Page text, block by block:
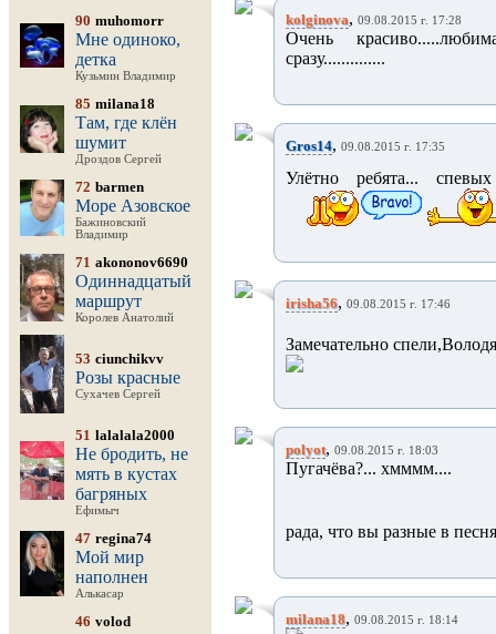
90 muhomorr
Мне одиноко,
детка
Кузьмин Владимир
85 milana18
Там, где клён
шумит
Дроздов Сергей
72 barmen
Море Азовское
Бажиновский
Владимир
71 akononov6690
Одиннадцатый
маршрут
Королев Анатолий
53 ciunchikvv
Розы красные
Сухачев Сергей
51 lalalala2000
Не бродить, не
мять в кустах
багряных
Ефимыч
47 regina74
Мой мир
наполнен
Алькасар
46 volod
kolginova, 09.08.2015 г. 17:28
Очень
сразу..............
Gros14, 09.08.2015 г. 17:35
Улётно ребята...
irisha56, 09.08.2015 г. 17:46
Замечательно
polyot, 09.08.2015 г. 18:03
Пугачёва?... хмммм....
рада, что вы разные в
milana18, 09.08.2015 г. 18:14